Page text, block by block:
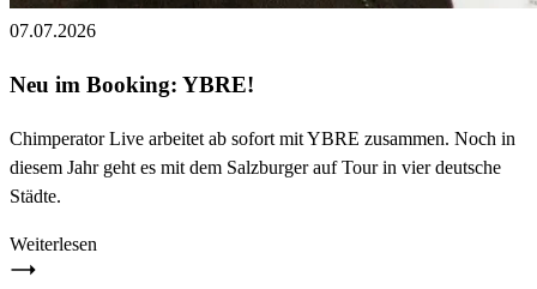
07.07.2026
Neu im Booking: YBRE!
Chimperator Live arbeitet ab sofort mit YBRE zusammen. Noch in
diesem Jahr geht es mit dem Salzburger auf Tour in vier deutsche
Städte.
Weiterlesen